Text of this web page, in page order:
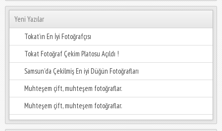
Yeni Yazılar
Tokat’ın En İyi Fotoğrafçısı
Tokat Fotoğraf Çekim Platosu Açıldı !
Samsun’da Çekilmiş En iyi Düğün Fotoğrafları
Muhteşem çift, muhteşem fotoğraflar.
Muhteşem çift, muhteşem fotoğraflar.